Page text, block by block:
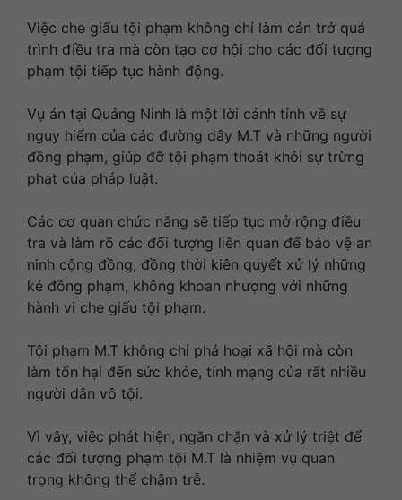
Việc che giấu tội phạm không chỉ làm cản trở quá
trình điều tra mà còn tạo cơ hội cho các đối tượng
phạm tội tiếp tục hành động.
Vụ án tại Quảng Ninh là một lời cảnh tỉnh về sự
nguy hiểm của các đường dây M.T và những người
đồng phạm, giúp đỡ tội phạm thoát khỏi sự trừng
phạt của pháp luật.
Các cơ quan chức năng sẽ tiếp tục mở rộng điều
tra và làm rõ các đối tượng liên quan để bảo vệ an
ninh cộng đồng, đồng thời kiên quyết xử lý những
kẻ đồng phạm, không khoan nhượng với những
hành vi che giấu tội phạm.
Tội phạm M.T không chỉ phá hoại xã hội mà còn
làm tổn hại đến sức khỏe, tính mạng của rất nhiều
người dân vô tội.
Vì vậy, việc phát hiện, ngăn chặn và xử lý triệt để
các đối tượng phạm tội M.T là nhiệm vụ quan
trọng không thể chậm trễ.